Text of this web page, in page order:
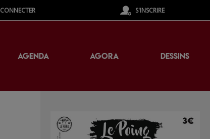
CONNECTER S'INSCRIRE
AGENDA AGORA DESSINS